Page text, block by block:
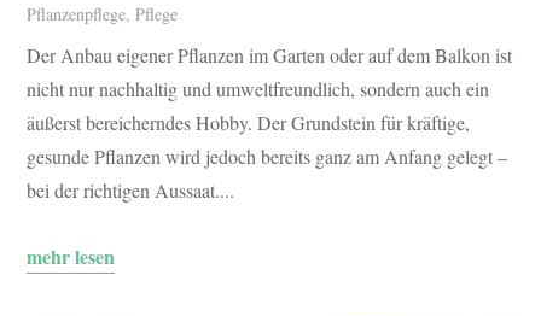
Pflanzenpflege,Pflege
Der Anbau eigener Pflanzen im Garten oder auf dem Balkon ist
nicht nur nachhaltig und umweltfreundlich, sondern auch ein
äußerst bereicherndes Hobby. Der Grundstein für kräftige,
gesunde Pflanzen wird jedoch bereits ganz am Anfang gelegt –
bei der richtigen Aussaat....
mehr lesen